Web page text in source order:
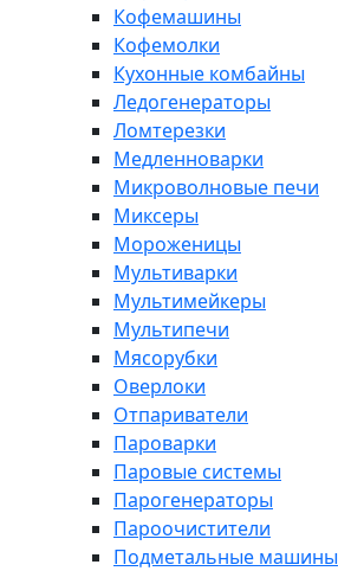
Кофемашины
Кофемолки
Кухонные комбайны
Ледогенераторы
Ломтерезки
Медленноварки
Микроволновые печи
Миксеры
Мороженицы
Мультиварки
Мультимейкеры
Мультипечи
Мясорубки
Оверлоки
Отпариватели
Пароварки
Паровые системы
Парогенераторы
Пароочистители
Подметальные машины